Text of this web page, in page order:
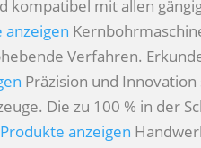
kompatibel mit allen
anzeigen
Verfahren.
Präzision und
Die zu 100 % in der
Produkte anzeigen